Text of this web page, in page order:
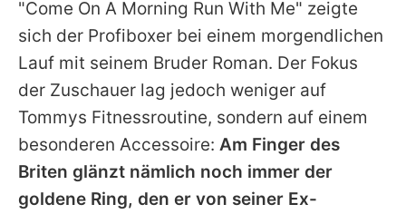
"Come On A Morning Run With Me" zeigte
sich der Profiboxer bei einem morgendlichen
Lauf mit seinem Bruder Roman. Der Fokus
der Zuschauer lag jedoch weniger auf
Tommys Fitnessroutine, sondern auf einem
besonderen Accessoire: Am Finger des
Briten glänzt nämlich noch immer der
goldene Ring, den er von seiner Ex-